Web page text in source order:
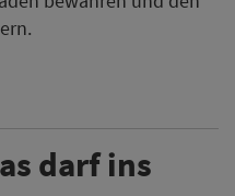
darf ins